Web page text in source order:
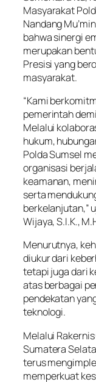
Masyarakat
Nandang
bahwa sinergi
merupakan
Presisi yang
masyarakat.
“Kami
pemerintah
Melalui
hukum,
Polda Sumsel
organisasi
keamanan,
serta
berkelanjutan,”
Wijaya, S.I.K.,
Menurutnya,
diukur dari
tetapi juga dari
atas berbagai
pendekatan
teknologi.
Melalui
Sumatera
terus
memperkuat